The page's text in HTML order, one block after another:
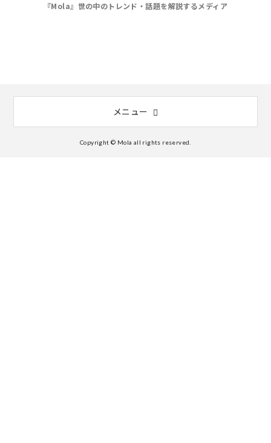
『Mola』世の中のトレンド・話題を解説するメディア
メニュー
Copyright © Mola all rights reserved.